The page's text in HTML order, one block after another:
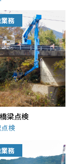
務
梁点検
検
務